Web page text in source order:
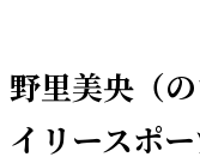
野里美央（
イリースポ